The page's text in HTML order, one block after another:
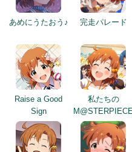
あめにうたおう♪ 完走パレード
Raise a Good
Sign
私たちの
M@STERPIECE